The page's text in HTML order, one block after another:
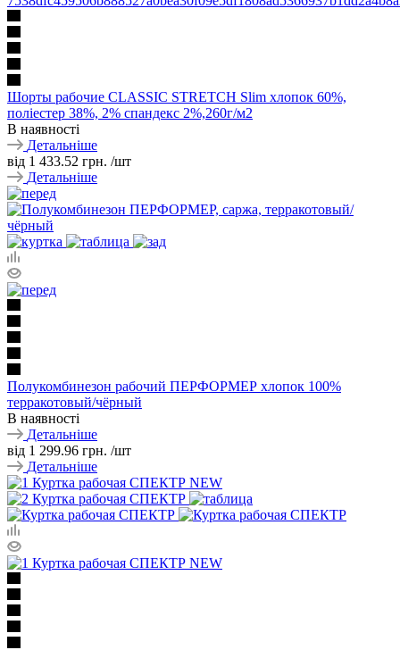
Шорты рабочие CLASSIC STRETCH Slim хлопок 60%,
поліестер 38%, 2% спандекс 2%,260г/м2
В наявності
Детальніше
від 1 433.52 грн. /шт
Детальніше
Полукомбинезон рабочий ПЕРФОРМЕР хлопок 100%
терракотовый/чёрный
В наявності
Детальніше
від 1 299.96 грн. /шт
Детальніше